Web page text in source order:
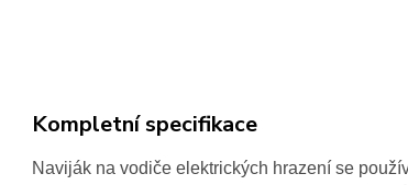
Kompletní specifikace
Naviják na vodiče elektrických hrazení se